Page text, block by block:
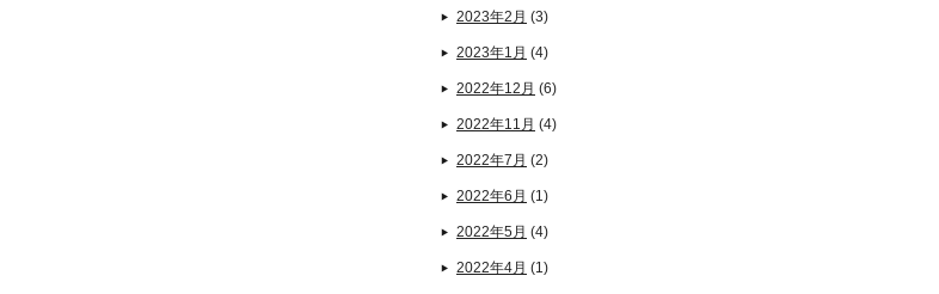
2023年2月 (3)
2023年1月 (4)
2022年12月 (6)
2022年11月 (4)
2022年7月 (2)
2022年6月 (1)
2022年5月 (4)
2022年4月 (1)